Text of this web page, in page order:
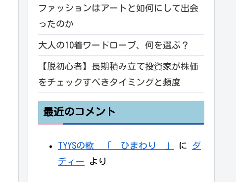
ファッションはアートと如何にして出会
ったのか
大人の10着ワードローブ、何を選ぶ？
【脱初心者】長期積み立て投資家が株価
をチェックすべきタイミングと頻度
最近のコメント
TYYSの歌 「 ひまわり 」 に
ダ
ディー
より